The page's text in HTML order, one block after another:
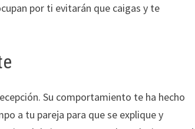
por ti evitarán que caigas y te
Su comportamiento te ha hecho
a tu pareja para que se explique y